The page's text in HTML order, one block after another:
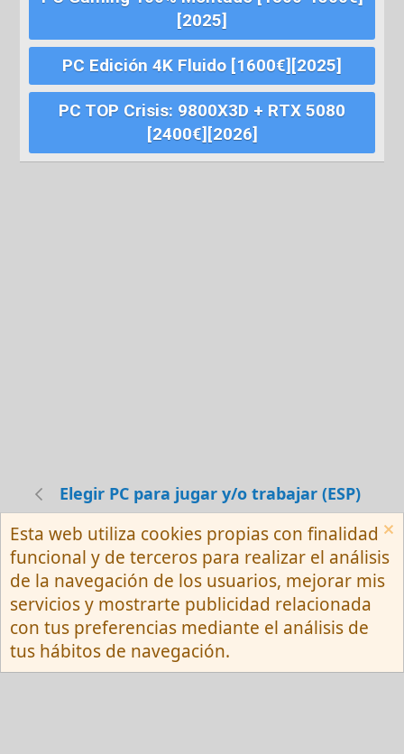
[2025]
PC Edición 4K Fluido [1600€][2025]
PC TOP Crisis: 9800X3D + RTX 5080
[2400€][2026]
Elegir PC para jugar y/o trabajar (ESP)
Español (Neutro) Tu
Contactarnos
Términos y reglas
Privacy policy
Ayuda
R
S
S
Community platform by XenForo ® © 2010-
2026 XenForo Ltd.
Esta web utiliza cookies propias con finalidad
funcional y de terceros para realizar el análisis
de la navegación de los usuarios, mejorar mis
servicios y mostrarte publicidad relacionada
con tus preferencias mediante el análisis de
tus hábitos de navegación.